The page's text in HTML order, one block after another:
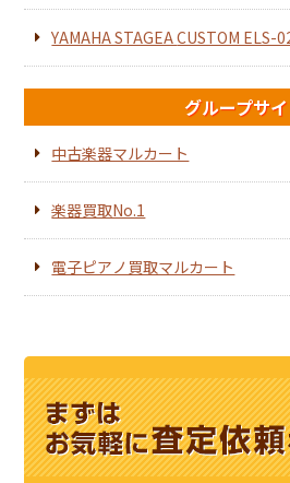
YAMAHA STAGEA
グループサ
中古楽器マルカート
楽器買取No.1
電子ピアノ買取マルカート